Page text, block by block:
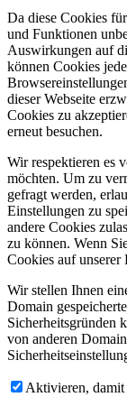
Da diese Cookies
und Funktionen
Auswirkungen auf
können Cookies
dieser Webseite
Cookies zu
erneut besuchen.
Wir respektieren es
möchten. Um zu
gefragt werden,
Einstellungen zu
andere Cookies
zu können. Wenn
Cookies auf unserer
Wir stellen Ihnen
Domain
Sicherheitsgründen
von anderen
Aktivieren, damit